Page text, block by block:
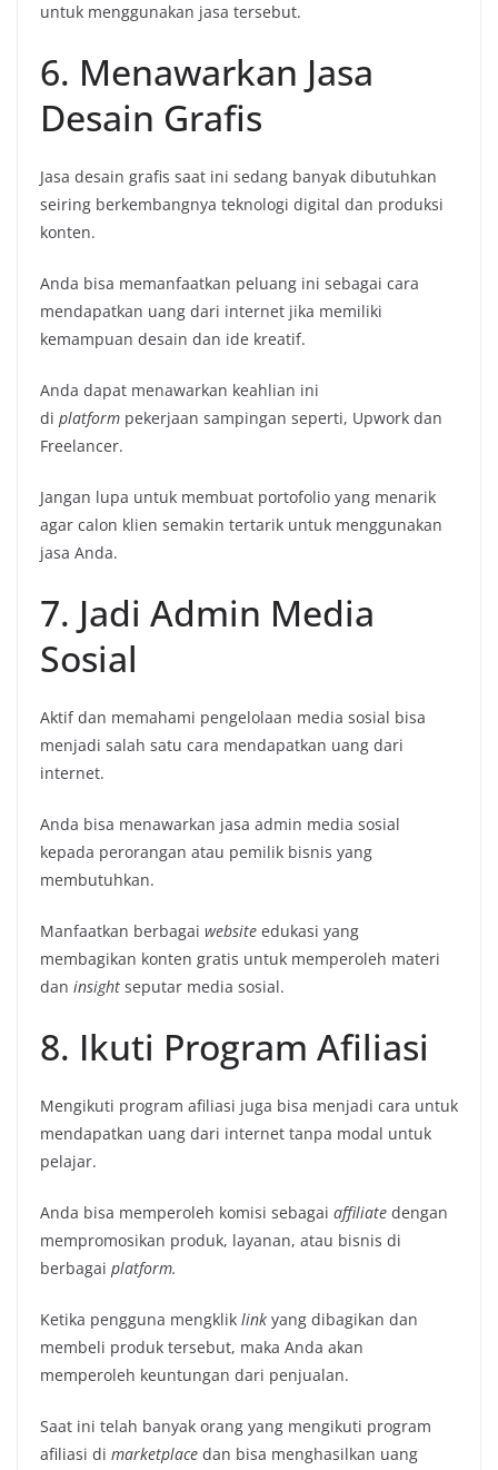
untuk menggunakan jasa tersebut.
6. Menawarkan Jasa
Desain Grafis
Jasa desain grafis saat ini sedang banyak dibutuhkan
seiring berkembangnya teknologi digital dan produksi
konten.
Anda bisa memanfaatkan peluang ini sebagai cara
mendapatkan uang dari internet jika memiliki
kemampuan desain dan ide kreatif.
Anda dapat menawarkan keahlian ini
di platform pekerjaan sampingan seperti, Upwork dan
Freelancer.
Jangan lupa untuk membuat portofolio yang menarik
agar calon klien semakin tertarik untuk menggunakan
jasa Anda.
7. Jadi Admin Media
Sosial
Aktif dan memahami pengelolaan media sosial bisa
menjadi salah satu cara mendapatkan uang dari
internet.
Anda bisa menawarkan jasa admin media sosial
kepada perorangan atau pemilik bisnis yang
membutuhkan.
Manfaatkan berbagai website edukasi yang
membagikan konten gratis untuk memperoleh materi
dan insight seputar media sosial.
8. Ikuti Program Afiliasi
Mengikuti program afiliasi juga bisa menjadi cara untuk
mendapatkan uang dari internet tanpa modal untuk
pelajar.
Anda bisa memperoleh komisi sebagai affiliate dengan
mempromosikan produk, layanan, atau bisnis di
berbagai platform.
Ketika pengguna mengklik link yang dibagikan dan
membeli produk tersebut, maka Anda akan
memperoleh keuntungan dari penjualan.
Saat ini telah banyak orang yang mengikuti program
afiliasi di marketplace dan bisa menghasilkan uang